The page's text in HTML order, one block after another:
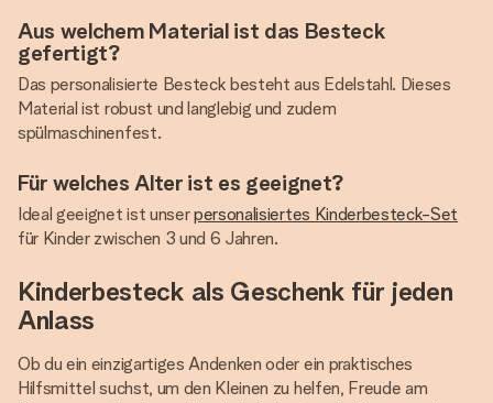
Aus welchem Material ist das Besteck
gefertigt?
Das personalisierte Besteck besteht aus Edelstahl. Dieses
Material ist robust und langlebig und zudem
spülmaschinenfest.
Für welches Alter ist es geeignet?
Ideal geeignet ist unserpersonalisiertes Kinderbesteck-Set
für Kinder zwischen 3 und 6 Jahren.
Kinderbesteck als Geschenk für jeden
Anlass
Ob du ein einzigartiges Andenken oder ein praktisches
Hilfsmittel suchst, um den Kleinen zu helfen, Freude am